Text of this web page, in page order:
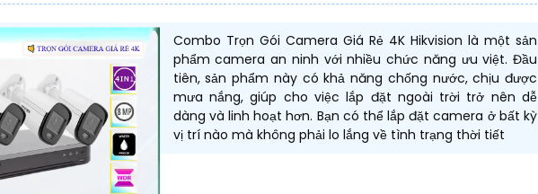
Combo Trọn Gói Camera Giá Rẻ 4K Hikvision là một sản
phẩm camera an ninh với nhiều chức năng ưu việt. Đầu
tiên, sản phẩm này có khả năng chống nước, chịu được
mưa nắng, giúp cho việc lắp đặt ngoài trời trở nên dễ
dàng và linh hoạt hơn. Bạn có thể lắp đặt camera ở bất kỳ
vị trí nào mà không phải lo lắng về tình trạng thời tiết